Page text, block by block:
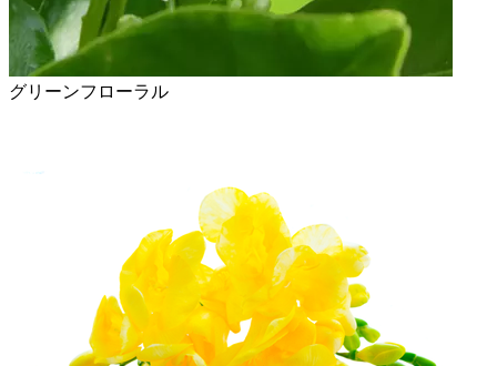
グリーンフローラル